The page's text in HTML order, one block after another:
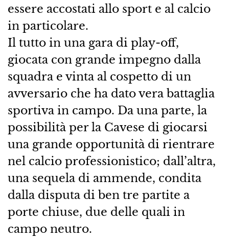
essere accostati allo sport e al calcio
in particolare.
Il tutto in una gara di play-off,
giocata con grande impegno dalla
squadra e vinta al cospetto di un
avversario che ha dato vera battaglia
sportiva in campo. Da una parte, la
possibilità per la Cavese di giocarsi
una grande opportunità di rientrare
nel calcio professionistico; dall’altra,
una sequela di ammende, condita
dalla disputa di ben tre partite a
porte chiuse, due delle quali in
campo neutro.